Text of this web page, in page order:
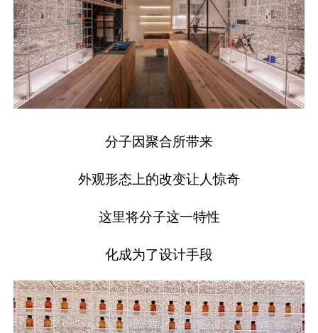
分子因聚合所带来
外观形态上的改变让人惊奇
这里将分子这一特性
化成为了设计手段